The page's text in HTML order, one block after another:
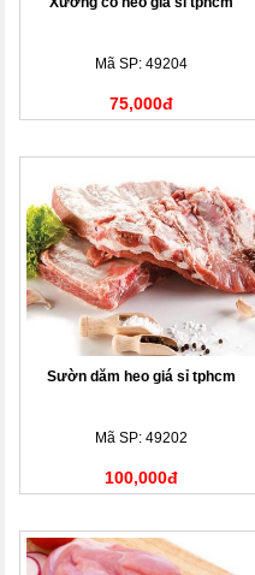
Mã SP: 49204
75,000đ
Sườn dăm heo giá sỉ tphcm
Mã SP: 49202
100,000đ